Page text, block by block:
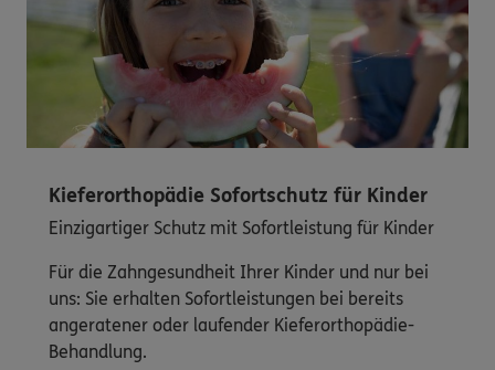
Kieferorthopädie Sofortschutz für Kinder
Einzigartiger Schutz mit Sofortleistung für Kinder
Für die Zahngesundheit Ihrer Kinder und nur bei
uns: Sie erhalten Sofortleistungen bei bereits
angeratener oder laufender Kieferorthopädie-
Behandlung.